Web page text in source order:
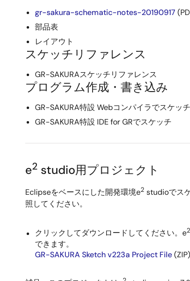
gr-sakura-schematic-notes-20190917
部品表
レイアウト
スケッチリファレンス
GR-SAKURAスケッチリファレンス
プログラム作成・書き込み
GR-SAKURA特設 Webコンパイラでスケッチ
GR-SAKURA特設 IDE for GRでスケッチ
e2 studio用プロジェクト
Eclipseをベースにした開発環境e2 studioでス
照してください。
クリックしてダウンロードしてください。e2
できます。
GR-SAKURA Sketch v223a Project File(ZIP)